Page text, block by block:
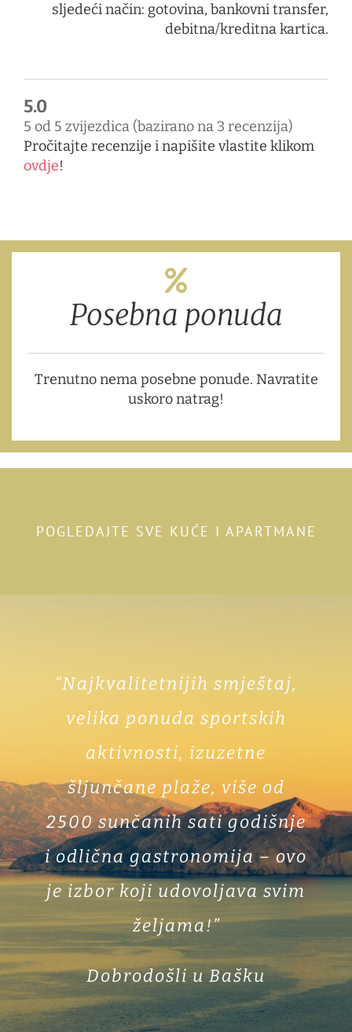
sljedeći način: gotovina, bankovni transfer,
debitna/kreditna kartica.
5.0
Rated
5
out
5 od 5 zvijezdica (bazirano na 3 recenzija)
Pročitajte recenzije i napišite vlastite klikom
ovdje!
Posebna ponuda
Trenutno nema posebne ponude. Navratite
uskoro natrag!
POGLEDAJTE SVE KUĆE I APARTMANE
“Najkvalitetnijih smještaj,
velika ponuda sportskih
aktivnosti, izuzetne
šljunčane plaže, više od
2500 sunčanih sati godišnje
i odlična gastronomija – ovo
je izbor koji udovoljava svim
željama!”
Dobrodošli u Bašku